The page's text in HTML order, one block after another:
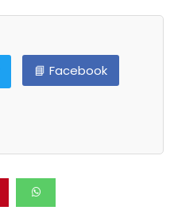
📘 Facebook